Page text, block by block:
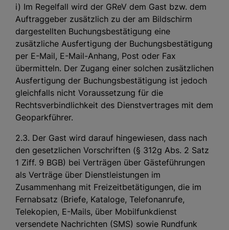
i) Im Regelfall wird der GReV dem Gast bzw. dem
Auftraggeber zusätzlich zu der am Bildschirm
dargestellten Buchungsbestätigung eine
zusätzliche Ausfertigung der Buchungsbestätigung
per E-Mail, E-Mail-Anhang, Post oder Fax
übermitteln. Der Zugang einer solchen zusätzlichen
Ausfertigung der Buchungsbestätigung ist jedoch
gleichfalls nicht Voraussetzung für die
Rechtsverbindlichkeit des Dienstvertrages mit dem
Geoparkführer.
2.3. Der Gast wird darauf hingewiesen, dass nach
den gesetzlichen Vorschriften (§ 312g Abs. 2 Satz
1 Ziff. 9 BGB) bei Verträgen über Gästeführungen
als Verträge über Dienstleistungen im
Zusammenhang mit Freizeitbetätigungen, die im
Fernabsatz (Briefe, Kataloge, Telefonanrufe,
Telekopien, E-Mails, über Mobilfunkdienst
versendete Nachrichten (SMS) sowie Rundfunk